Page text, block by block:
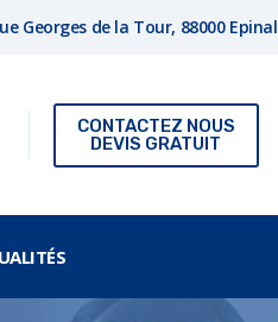
Georges de la Tour, 88000 Epinal
CONTACTEZ NOUS
DEVIS GRATUIT